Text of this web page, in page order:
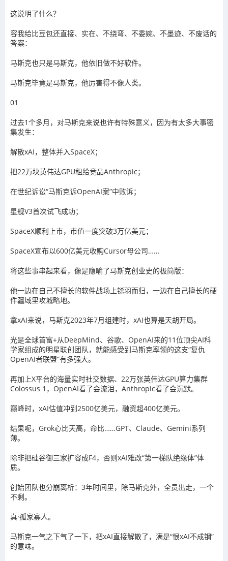
这说明了什么？
容我给比豆包还直接、实在、不绕弯、不委婉、不墨迹、不废话的
答案：
马斯克也只是马斯克，他依旧做不好软件。
马斯克毕竟是马斯克，他厉害得不像人类。
01
过去1个多月，对马斯克来说也许有特殊意义，因为有太多大事密
集发生：
解散xAI，整体并入SpaceX；
把22万块英伟达GPU租给竞品Anthropic；
在世纪诉讼“马斯克诉OpenAI案”中败诉；
星舰V3首次试飞成功；
SpaceX顺利上市，市值一度突破3万亿美元；
SpaceX宣布以600亿美元收购Cursor母公司……
将这些事串起来看，像是隐喻了马斯克创业史的极简版：
他一边在自己不擅长的软件战场上铩羽而归，一边在自己擅长的硬
件疆域里攻城略地。
拿xAI来说，马斯克2023年7月组建时，xAI也算是天胡开局。
光是全球首富+从DeepMind、谷歌、OpenAI来的11位顶尖AI科
学家组成的明星联创团队，就能感受到马斯克率领的这支“复仇
OpenAI者联盟”有多强大。
再加上X平台的海量实时社交数据、22万张英伟达GPU算力集群
Colossus 1，OpenAI看了会流泪，Anthropic看了会沉默。
巅峰时，xAI估值冲到2500亿美元，融资超400亿美元。
结果呢，Grok心比天高，命比……GPT、Claude、Gemini系列
薄。
除非把硅谷御三家扩容成F4，否则xAI难改“第一梯队绝缘体”体
质。
创始团队也分崩离析：3年时间里，除马斯克外，全员出走，一个
不剩。
真·孤家寡人。
马斯克一气之下气了一下，把xAI直接解散了，满是“恨xAI不成钢”
的意味。